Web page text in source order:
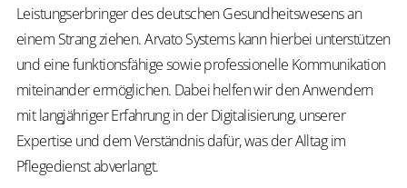
Leistungserbringer des deutschen Gesundheitswesens an
einem Strang ziehen. Arvato Systems kann hierbei unterstützen
und eine funktionsfähige sowie professionelle Kommunikation
miteinander ermöglichen. Dabei helfen wir den Anwendern
mit langjähriger Erfahrung in der Digitalisierung, unserer
Expertise und dem Verständnis dafür, was der Alltag im
Pflegedienst abverlangt.